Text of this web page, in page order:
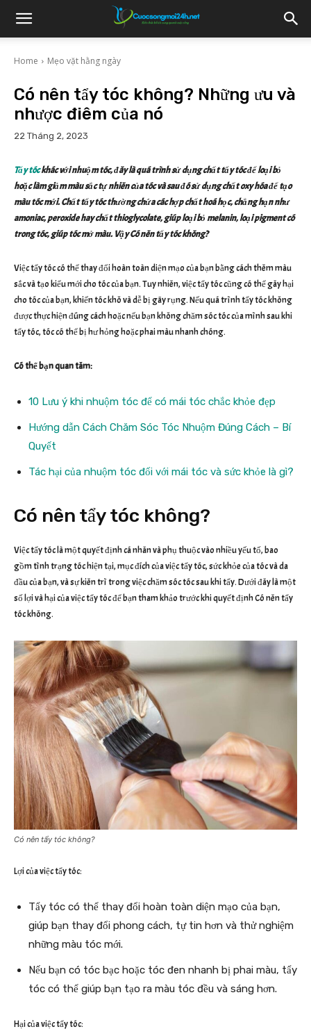
Home Mẹo vặt hằng ngày
Có nên tẩy tóc không? Những ưu và
nhược điêm của nó
22 Tháng 2, 2023
Tẩy tóckhác với nhuộm tóc, đây là quá trình sử dụng chất tẩy tóc để loại bỏ
hoặc làm giảm màu sắc tự nhiên của tóc và sau đó sử dụng chất oxy hóa để tạo
màu tóc mới. Chất tẩy tóc thường chứa các hợp chất hoá học, chẳng hạn như
amoniac, peroxide hay chất thioglycolate, giúp loại bỏ melanin, loại pigment có
trong tóc, giúp tóc mở màu. Vậy Có nên tẩy tóc không?
Việc tẩy tóc có thể thay đổi hoàn toàn diện mạo của bạn bằng cách thêm màu
sắc và tạo kiểu mới cho tóc của bạn. Tuy nhiên, việc tẩy tóc cũng có thể gây hại
cho tóc của bạn, khiến tóc khô và dễ bị gãy rụng. Nếu quá trình tẩy tóc không
được thực hiện đúng cách hoặc nếu bạn không chăm sóc tóc của mình sau khi
tẩy tóc, tóc có thể bị hư hỏng hoặc phai màu nhanh chóng.
Có thể bạn quan tâm:
10 Lưu ý khi nhuộm tóc để có mái tóc chắc khỏe đẹp
Hướng dẫn Cách Chăm Sóc Tóc Nhuộm Đúng Cách – Bí
Quyết
Tác hại của nhuộm tóc đối với mái tóc và sức khỏe là gì?
Có nên tẩy tóc không?
Việc tẩy tóc là một quyết định cá nhân và phụ thuộc vào nhiều yếu tố, bao
gồm tình trạng tóc hiện tại, mục đích của việc tẩy tóc, sức khỏe của tóc và da
đầu của bạn, và sự kiên trì trong việc chăm sóc tóc sau khi tẩy. Dưới đây là một
số lợi và hại của việc tẩy tóc để bạn tham khảo trước khi quyết định Có nên tẩy
tóc không.
Có nên tẩy tóc không?
Lợi của việc tẩy tóc:
Tẩy tóc có thể thay đổi hoàn toàn diện mạo của bạn,
giúp bạn thay đổi phong cách, tự tin hơn và thử nghiệm
những màu tóc mới.
Nếu bạn có tóc bạc hoặc tóc đen nhanh bị phai màu, tẩy
tóc có thể giúp bạn tạo ra màu tóc đều và sáng hơn.
Hại của việc tẩy tóc: